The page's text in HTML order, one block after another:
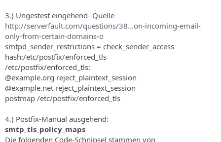
3.) Ungestest eingehend- Quelle
http://serverfault.com/questions/38...on-incoming-email-
only-from-certain-domains-o
smtpd_sender_restrictions = check_sender_access
hash:/etc/postfix/enforced_tls
/etc/postfix/enforced_tls:
@example.org reject_plaintext_session
@example.net reject_plaintext_session
postmap /etc/postfix/enforced_tls
4.) Postfix-Manual ausgehend:
smtp_tls_policy_maps
Die folgenden Code-Schnipsel stammen von